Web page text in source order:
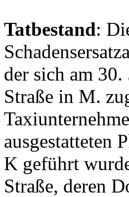
Tatbestand:
der sich am
Straße in M.
ausgestatteten
K geführt
Straße, deren